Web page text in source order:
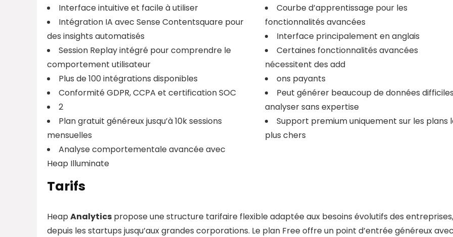
Interface intuitive et facile à utiliser
Intégration IA avec Sense Contentsquare pour
des insights automatisés
Session Replay intégré pour comprendre le
comportement utilisateur
Plus de 100 intégrations disponibles
Conformité GDPR, CCPA et certification SOC
2
Plan gratuit généreux jusqu’à 10k sessions
mensuelles
Analyse comportementale avancée avec
Heap Illuminate
Courbe d’apprentissage pour les
fonctionnalités avancées
Interface principalement en anglais
Certaines fonctionnalités avancées
nécessitent des add
ons payants
Peut générer beaucoup de données
analyser sans expertise
Support premium uniquement sur les plans
plus chers
Tarifs
Heap Analytics propose une structure tarifaire flexible adaptée aux besoins évolutifs des entreprises,
depuis les startups jusqu’aux grandes corporations. Le plan Free offre un point d’entrée généreux avec